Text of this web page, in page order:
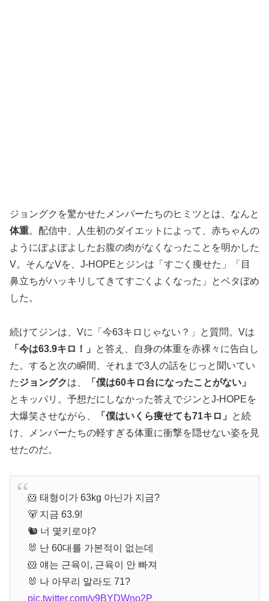
ジョングクを驚かせたメンバーたちのヒミツとは、なんと
体重。配信中、人生初のダイエットによって、赤ちゃんの
ようにぽよぽよしたお腹の肉がなくなったことを明かした
V。そんなVを、J-HOPEとジンは「すごく痩せた」「目
鼻立ちがハッキリしてきてすごくよくなった」とベタぼめ
した。
続けてジンは、Vに「今63キロじゃない？」と質問。Vは
「今は63.9キロ！」
と答え、自身の体重を赤裸々に告白し
た。すると次の瞬間、それまで3人の話をじっと聞いてい
たジョングクは、
「僕は60キロ台になったことがない」
とキッパリ。予想だにしなかった答えでジンとJ-HOPEを
大爆笑させながら、
「僕はいくら痩せても71キロ」
と続
け、メンバーたちの軽すぎる体重に衝撃を隠せない姿を見
せたのだ。
🐹 태형이가 63kg 아닌가 지금?
🐻 지금 63.9!
🐿 너 몇키로야?
🐰 난 60대를 가본적이 없는데
🐹 얘는 근육이, 근육이 안 빠져
🐰 나 아무리 말라도 71?
pic.twitter.com/y9BYDWno2P